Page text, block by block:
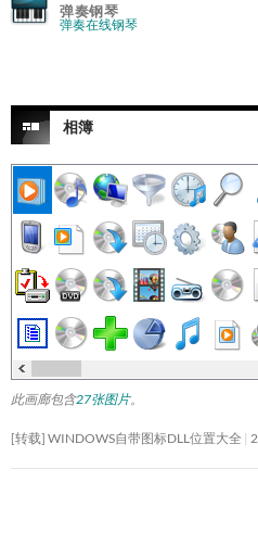
弹奏钢琴
弹奏在线钢琴
相簿
此画廊包含27张图片。
[转载] WINDOWS自带图标DLL位置大全